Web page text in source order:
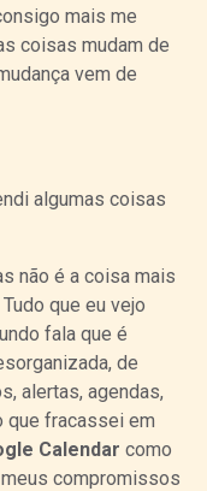
mais me
coisas mudam de
vem de
algumas coisas
não é a coisa mais
que eu vejo
fala que é
de
alertas, agendas,
fracassei em
Calendar como
compromissos